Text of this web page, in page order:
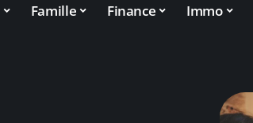
Famille Finance Immo